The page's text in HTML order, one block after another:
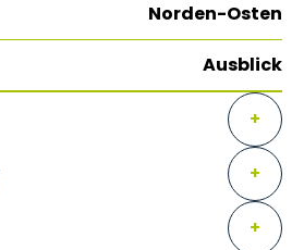
Norden-Osten
Ausblick
+
+
+